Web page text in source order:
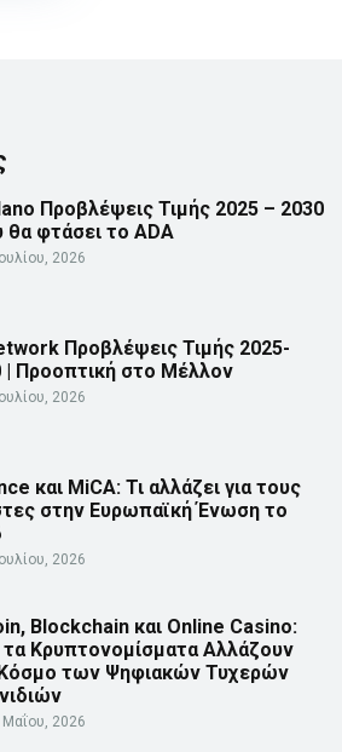
Προβλέψεις Τιμής 2025 – 2030
θα φτάσει το ADA
2026
Προβλέψεις Τιμής 2025-
| Προοπτική στο Μέλλον
2026
και MiCA: Τι αλλάζει για τους
στην Ευρωπαϊκή Ένωση το
2026
Blockchain και Online Casino:
Κρυπτονομίσματα Αλλάζουν
των Ψηφιακών Τυχερών
Μαΐου, 2026